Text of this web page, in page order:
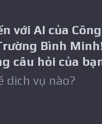
với AI của
Bình
câu hỏi của
dich vụ nào?